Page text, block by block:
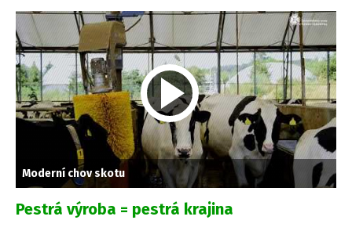
Moderní chov skotu
Pestrá výroba = pestrá krajina